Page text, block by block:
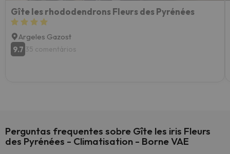
Gîte les rhododendrons Fleurs des Pyrénées
Argeles Gazost
9.7 35 comentários
Perguntas frequentes sobre Gîte les iris Fleurs
des Pyrénées - Climatisation - Borne VAE